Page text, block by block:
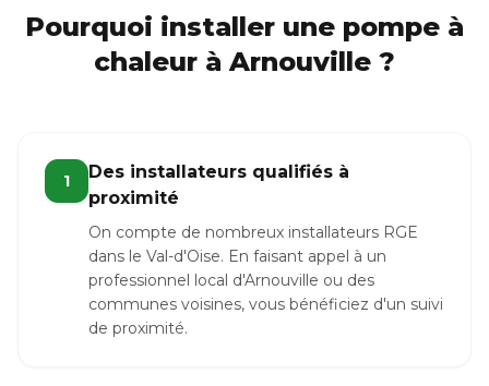
Pourquoi installer une pompe à
chaleur à Arnouville ?
1
Des installateurs qualifiés à
proximité
On compte de nombreux installateurs RGE
dans le Val-d'Oise. En faisant appel à un
professionnel local d'Arnouville ou des
communes voisines, vous bénéficiez d'un suivi
de proximité.